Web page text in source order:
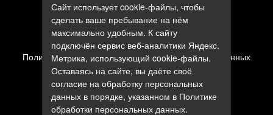
+7 (495) 644-84-05
+7 (985) 644-84-05
e-mail:
zakaz@gigi.ru
Политика в отношении обработки персональных данных
Пользовательское соглашение
Сайт использует cookie-файлы, чтобы
сделать ваше пребывание на нём
максимально удобным. К сайту
подключён сервис веб-аналитики Яндекс.
Метрика, использующий cookie-файлы.
Оставаясь на сайте, вы даёте своё
согласие на обработку персональных
данных в порядке, указанном в Политике
обработки персональных данных.